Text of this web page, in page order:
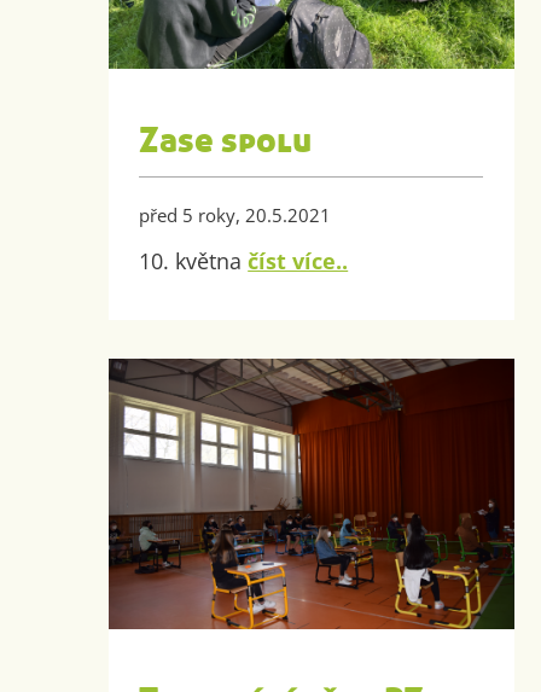
Zase spolu
před 5 roky, 20.5.2021
10. květnačíst více..